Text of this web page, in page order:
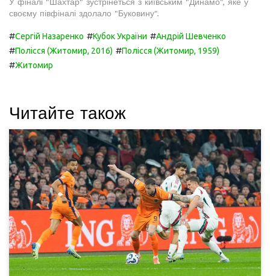
своєму півфіналі здолало "Буковину".
#Сергій Назаренко #Кубок України #Андрій Шевченко
#Полісся (Житомир, 2016) #Полісся (Житомир, 1959)
#Житомир
Читайте також